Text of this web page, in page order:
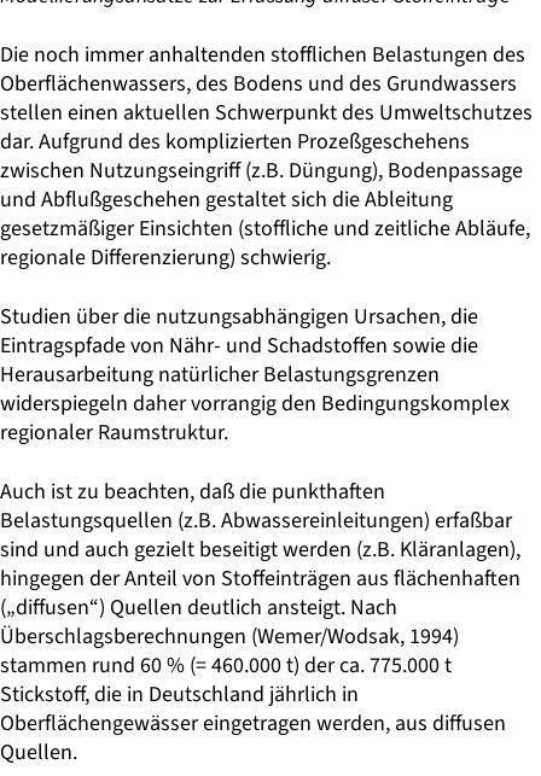
Die noch immer anhaltenden stofflichen Belastungen des
Oberflächenwassers, des Bodens und des Grundwassers
stellen einen aktuellen Schwerpunkt des Umweltschutzes
dar. Aufgrund des komplizierten Prozeßgeschehens
zwischen Nutzungseingriff (z.B. Düngung), Bodenpassage
und Abflußgeschehen gestaltet sich die Ableitung
gesetzmäßiger Einsichten (stoffliche und zeitliche Abläufe,
regionale Differenzierung) schwierig.
Studien über die nutzungsabhängigen Ursachen, die
Eintragspfade von Nähr- und Schadstoffen sowie die
Herausarbeitung natürlicher Belastungsgrenzen
widerspiegeln daher vorrangig den Bedingungskomplex
regionaler Raumstruktur.
Auch ist zu beachten, daß die punkthaften
Belastungsquellen (z.B. Abwassereinleitungen) erfaßbar
sind und auch gezielt beseitigt werden (z.B. Kläranlagen),
hingegen der Anteil von Stoffeinträgen aus flächenhaften
(„diffusen“) Quellen deutlich ansteigt. Nach
Überschlagsberechnungen (Wemer/Wodsak, 1994)
stammen rund 60 % (= 460.000 t) der ca. 775.000 t
Stickstoff, die in Deutschland jährlich in
Oberflächengewässer eingetragen werden, aus diffusen
Quellen.